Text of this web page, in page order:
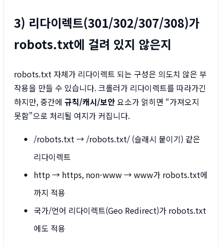
3) 리다이렉트(301/302/307/308)가
robots.txt에 걸려 있지 않은지
robots.txt 자체가 리다이렉트 되는 구성은 의도치 않은 부
작용을 만들 수 있습니다. 크롤러가 리다이렉트를 따라가긴
하지만, 중간에 규칙/캐시/보안요소가 얽히면 “가져오지
못함”으로 처리될 여지가 커집니다.
/robots.txt → /robots.txt/ (슬래시 붙이기) 같은
리다이렉트
http → https, non-www → www가 robots.txt에
까지 적용
국가/언어 리다이렉트(Geo Redirect)가 robots.txt
에도 적용